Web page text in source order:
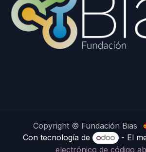
Copyright © Fundación Bias
Con tecnología de - El
electrónico de código